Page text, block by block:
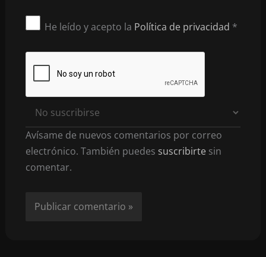
He leído y acepto la Política de privacidad *
Avísame de nuevos comentarios por correo
electrónico. También puedes suscribirtesin
comentar.